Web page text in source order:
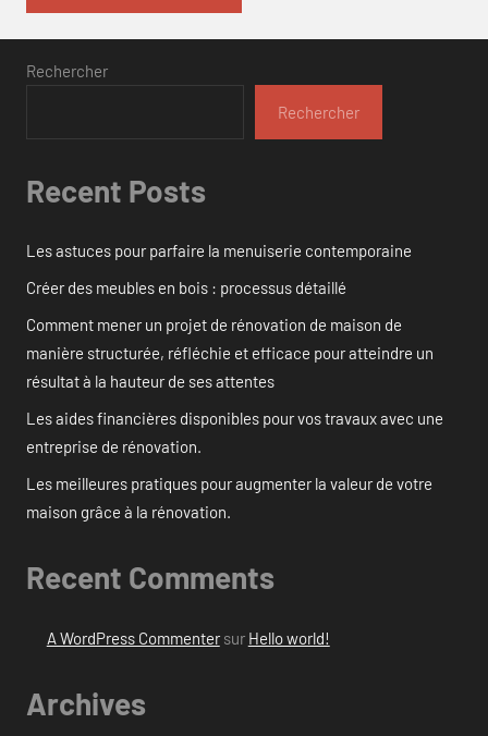
Rechercher
Rechercher
Recent Posts
Les astuces pour parfaire la menuiserie contemporaine
Créer des meubles en bois : processus détaillé
Comment mener un projet de rénovation de maison de
manière structurée, réfléchie et efficace pour atteindre un
résultat à la hauteur de ses attentes
Les aides financières disponibles pour vos travaux avec une
entreprise de rénovation.
Les meilleures pratiques pour augmenter la valeur de votre
maison grâce à la rénovation.
Recent Comments
A WordPress Commentersur Hello world!
Archives